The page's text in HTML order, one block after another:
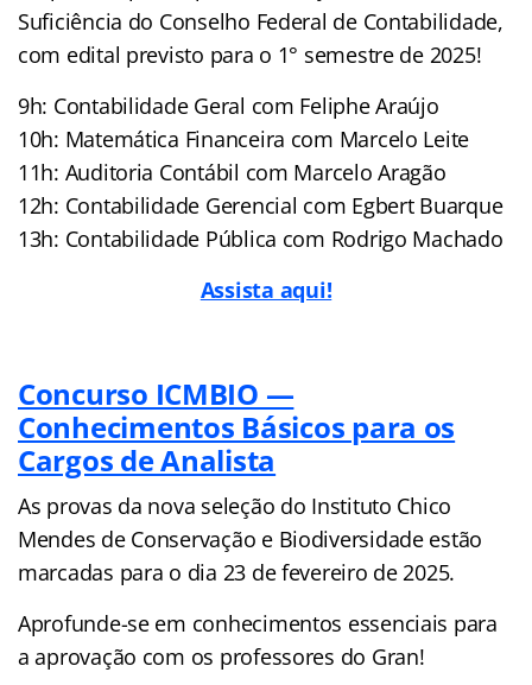
Suficiência do Conselho Federal de Contabilidade,
com edital previsto para o 1° semestre de 2025!
9h: Contabilidade Geral com Feliphe Araújo
10h: Matemática Financeira com Marcelo Leite
11h: Auditoria Contábil com Marcelo Aragão
12h: Contabilidade Gerencial com Egbert Buarque
13h: Contabilidade Pública com Rodrigo Machado
Assista aqui!
Concurso ICMBIO —
Conhecimentos Básicos para os
Cargos de Analista
As provas da nova seleção do Instituto Chico
Mendes de Conservação e Biodiversidade estão
marcadas para o dia 23 de fevereiro de 2025.
Aprofunde-se em conhecimentos essenciais para
a aprovação com os professores do Gran!